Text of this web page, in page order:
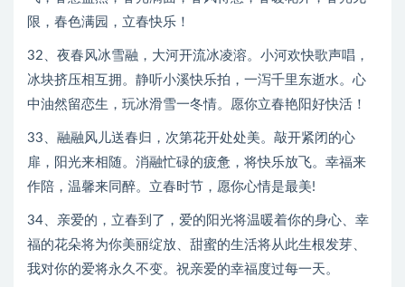
限，春色满园，立春快乐！
32、夜春风冰雪融，大河开流冰凌溶。小河欢快歌声唱，
冰块挤压相互拥。静听小溪快乐拍，一泻千里东逝水。心
中油然留恋生，玩冰滑雪一冬情。愿你立春艳阳好快活！
33、融融风儿送春归，次第花开处处美。敲开紧闭的心
扉，阳光来相随。消融忙碌的疲惫，将快乐放飞。幸福来
作陪，温馨来同醉。立春时节，愿你心情是最美!
34、亲爱的，立春到了，爱的阳光将温暖着你的身心、幸
福的花朵将为你美丽绽放、甜蜜的生活将从此生根发芽、
我对你的爱将永久不变。祝亲爱的幸福度过每一天。